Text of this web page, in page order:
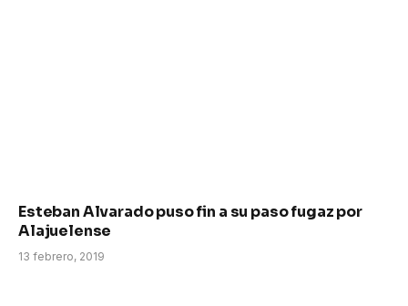
Esteban Alvarado puso fin a su paso fugaz por
Alajuelense
13 febrero, 2019